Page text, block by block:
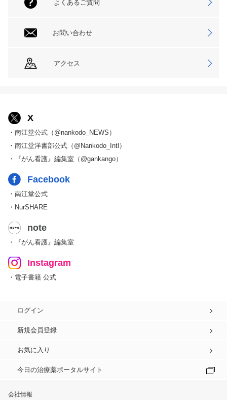
よくあるご質問
お問い合わせ
アクセス
X
・南江堂公式（@nankodo_NEWS）
・南江堂洋書部公式（@Nankodo_Intl）
・『がん看護』編集室（@gankango）
Facebook
・南江堂公式
・NurSHARE
note
・『がん看護』編集室
Instagram
・電子書籍 公式
ログイン
新規会員登録
お気に入り
今日の治療薬ポータルサイト
会社情報